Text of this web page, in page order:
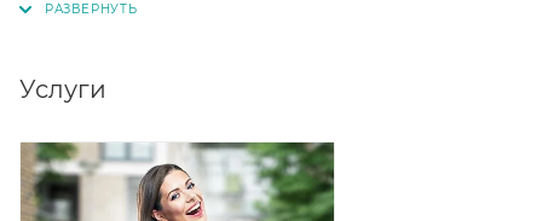
Высокотехнологичная пена Forplit Eco 15 мм
Спанбонд
Боннель 140 мм
Услуги